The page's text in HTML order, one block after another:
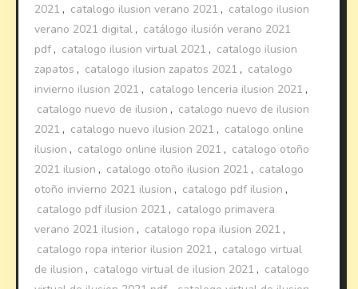
2021 , catalogo ilusion verano 2021 , catalogo ilusion
verano 2021 digital , catálogo ilusión verano 2021
pdf , catalogo ilusion virtual 2021 , catalogo ilusion
zapatos , catalogo ilusion zapatos 2021 , catalogo
invierno ilusion 2021 , catalogo lenceria ilusion 2021 ,
catalogo nuevo de ilusion , catalogo nuevo de ilusion
2021 , catalogo nuevo ilusion 2021 , catalogo online
ilusion , catalogo online ilusion 2021 , catalogo otoño
2021 ilusion , catalogo otoño ilusion 2021 , catalogo
otoño invierno 2021 ilusion , catalogo pdf ilusion ,
catalogo pdf ilusion 2021 , catalogo primavera
verano 2021 ilusion , catalogo ropa ilusion 2021 ,
catalogo ropa interior ilusion 2021 , catalogo virtual
de ilusion , catalogo virtual de ilusion 2021 , catalogo